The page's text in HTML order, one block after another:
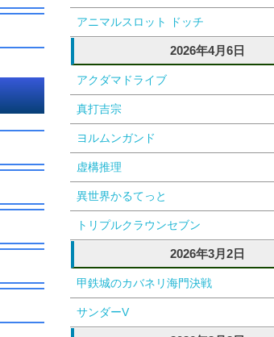
アニマルスロット ドッチ
2026年4月6日
アクダマドライブ
真打吉宗
ヨルムンガンド
虚構推理
異世界かるてっと
トリプルクラウンセブン
2026年3月2日
甲鉄城のカバネリ海門決戦
サンダーV